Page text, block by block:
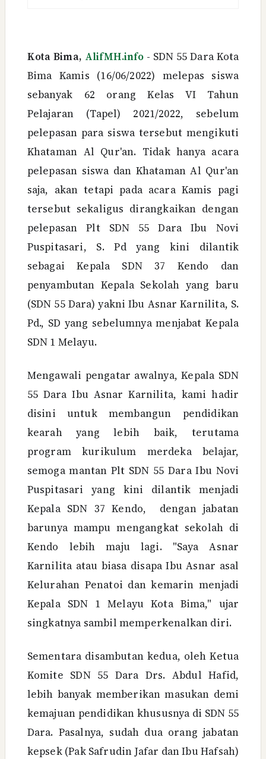
Kota Bima, AlifMH.info - SDN 55 Dara Kota
Bima Kamis (16/06/2022) melepas siswa
sebanyak 62 orang Kelas VI Tahun
Pelajaran (Tapel) 2021/2022, sebelum
pelepasan para siswa tersebut mengikuti
Khataman Al Qur'an. Tidak hanya acara
pelepasan siswa dan Khataman Al Qur'an
saja, akan tetapi pada acara Kamis pagi
tersebut sekaligus dirangkaikan dengan
pelepasan Plt SDN 55 Dara Ibu Novi
Puspitasari, S. Pd yang kini dilantik
sebagai Kepala SDN 37 Kendo dan
penyambutan Kepala Sekolah yang baru
(SDN 55 Dara) yakni Ibu Asnar Karnilita, S.
Pd., SD yang sebelumnya menjabat Kepala
SDN 1 Melayu.
Mengawali pengatar awalnya, Kepala SDN
55 Dara Ibu Asnar Karnilita, kami hadir
disini untuk membangun pendidikan
kearah yang lebih baik, terutama
program kurikulum merdeka belajar,
semoga mantan Plt SDN 55 Dara Ibu Novi
Puspitasari yang kini dilantik menjadi
Kepala SDN 37 Kendo, dengan jabatan
barunya mampu mengangkat sekolah di
Kendo lebih maju lagi. "Saya Asnar
Karnilita atau biasa disapa Ibu Asnar asal
Kelurahan Penatoi dan kemarin menjadi
Kepala SDN 1 Melayu Kota Bima," ujar
singkatnya sambil memperkenalkan diri.
Sementara disambutan kedua, oleh Ketua
Komite SDN 55 Dara Drs. Abdul Hafid,
lebih banyak memberikan masukan demi
kemajuan pendidikan khususnya di SDN 55
Dara. Pasalnya, sudah dua orang jabatan
kepsek (Pak Safrudin Jafar dan Ibu Hafsah)